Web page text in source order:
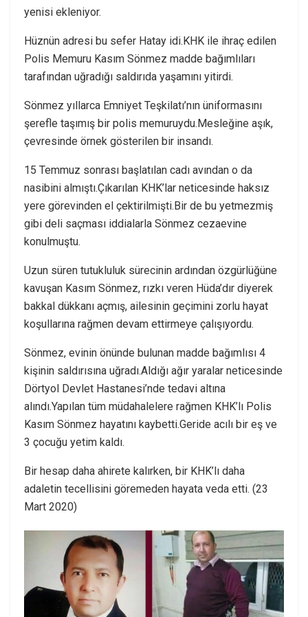
yenisi ekleniyor.
Hüznün adresi bu sefer Hatay idi.KHK ile ihraç edilen
Polis Memuru Kasım Sönmez madde bağımlıları
tarafından uğradığı saldırıda yaşamını yitirdi.
Sönmez yıllarca Emniyet Teşkilatı’nın üniformasını
şerefle taşımış bir polis memuruydu.Mesleğine aşık,
çevresinde örnek gösterilen bir insandı.
15 Temmuz sonrası başlatılan cadı avından o da
nasibini almıştı.Çıkarılan KHK’lar neticesinde haksız
yere görevinden el çektirilmişti.Bir de bu yetmezmiş
gibi deli saçması iddialarla Sönmez cezaevine
konulmuştu.
Uzun süren tutukluluk sürecinin ardından özgürlüğüne
kavuşan Kasım Sönmez, rızkı veren Hüda’dır diyerek
bakkal dükkanı açmış, ailesinin geçimini zorlu hayat
koşullarına rağmen devam ettirmeye çalışıyordu.
Sönmez, evinin önünde bulunan madde bağımlısı 4
kişinin saldırısına uğradı.Aldığı ağır yaralar neticesinde
Dörtyol Devlet Hastanesi’nde tedavi altına
alındı.Yapılan tüm müdahalelere rağmen KHK’lı Polis
Kasım Sönmez hayatını kaybetti.Geride acılı bir eş ve
3 çocuğu yetim kaldı.
Bir hesap daha ahirete kalırken, bir KHK’lı daha
adaletin tecellisini göremeden hayata veda etti. (23
Mart 2020)